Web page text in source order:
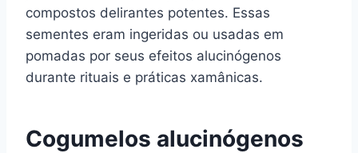
compostos delirantes potentes. Essas
sementes eram ingeridas ou usadas em
pomadas por seus efeitos alucinógenos
durante rituais e práticas xamânicas.
Cogumelos alucinógenos